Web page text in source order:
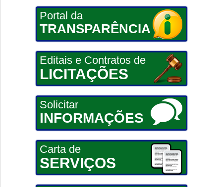
Portal da
TRANSPARÊNCIA
Editais e Contratos de
LICITAÇÕES
Solicitar
INFORMAÇÕES
Carta de
SERVIÇOS